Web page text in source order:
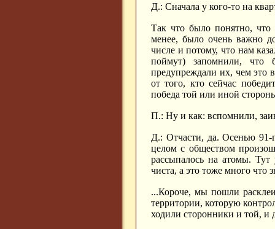
Д.: Сначала у кого-то на
Так что было понятно,
менее, было очень важно
числе и потому, что нам
поймут) запомнили, что
предупреждали их, чем это
от того, кто сейчас
победа той или иной
П.: Ну и как: вспомнили,
Д.: Отчасти, да. Осенью
целом с обществом
рассыпалось на атомы.
чиста, а это тоже много что
...Короче, мы пошли
территории, которую
ходили сторонники и той, и